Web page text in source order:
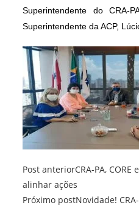
Superintendente do CRA-
Superintendente da ACP,
Leia
mais
artigos
Post anteriorCRA-PA, CORE
alinhar ações
Próximo postNovidade!